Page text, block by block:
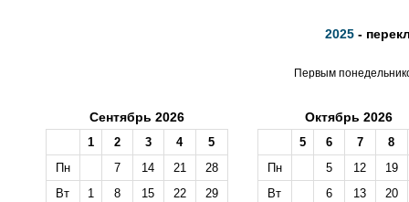
2025 -
Первым
Сентябрь 2026
1 2 3 4
5
Пн
7 14 21
28
Вт
1 8 15 22
29
Октябрь 2026
5 6 7
8
Пн
5 12
19
Вт
6 13
20